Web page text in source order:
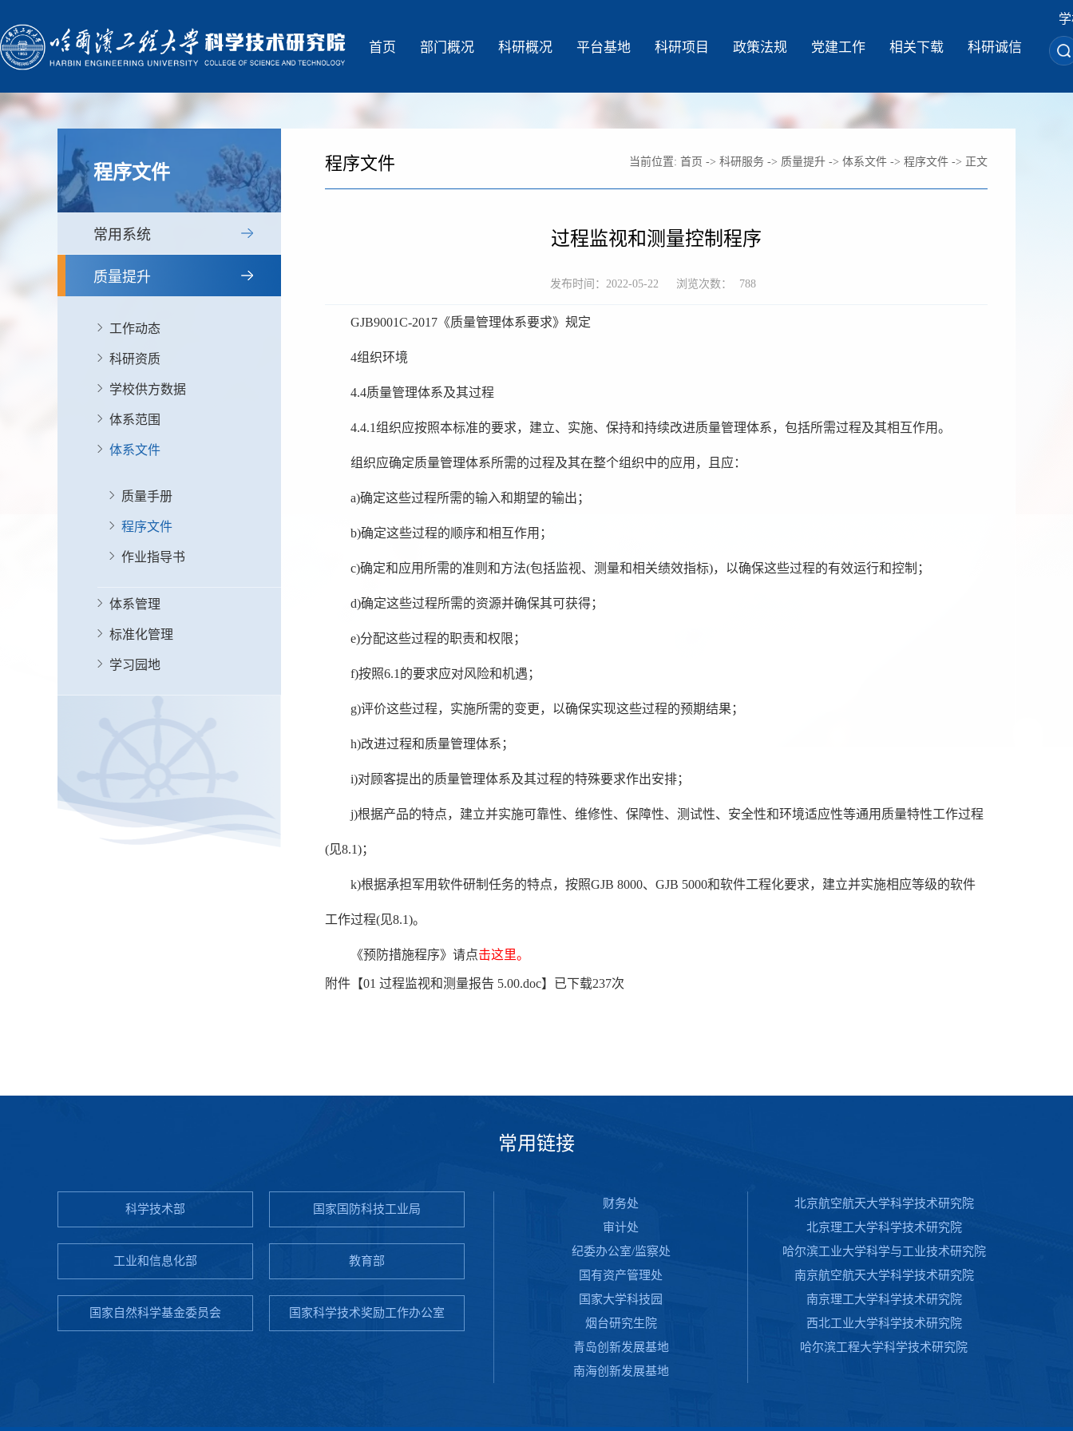
首页 部门概况 科研概况 平台基地 科研项目 政策法规 党建工作 相关下载 科研诚信
程序文件
常用系统
质量提升
工作动态
科研资质
学校供方数据
体系范围
体系文件
质量手册
程序文件
作业指导书
体系管理
标准化管理
学习园地
程序文件 当前位置: 首页 -> 科研服务 -> 质量提升 -> 体系文件 -> 程序文件 -> 正文
过程监视和测量控制程序
发布时间：2022-05-22 浏览次数： 788
GJB9001C-2017《质量管理体系要求》规定
4组织环境
4.4质量管理体系及其过程
4.4.1组织应按照本标准的要求，建立、实施、保持和持续改进质量管理体系，包括所需过程及其相互作用。
组织应确定质量管理体系所需的过程及其在整个组织中的应用，且应：
a)确定这些过程所需的输入和期望的输出；
b)确定这些过程的顺序和相互作用；
c)确定和应用所需的准则和方法(包括监视、测量和相关绩效指标)，以确保这些过程的有效运行和控制；
d)确定这些过程所需的资源并确保其可获得；
e)分配这些过程的职责和权限；
f)按照6.1的要求应对风险和机遇；
g)评价这些过程，实施所需的变更，以确保实现这些过程的预期结果；
h)改进过程和质量管理体系；
i)对顾客提出的质量管理体系及其过程的特殊要求作出安排；
j)根据产品的特点，建立并实施可靠性、维修性、保障性、测试性、安全性和环境适应性等通用质量特性工作过程
(见8.1)；
k)根据承担军用软件研制任务的特点，按照GJB 8000、GJB 5000和软件工程化要求，建立并实施相应等级的软件
工作过程(见8.1)。
《预防措施程序》请点击这里。
附件【01 过程监视和测量报告 5.00.doc】已下载237次
常用链接
科学技术部 国家国防科技工业局
工业和信息化部 教育部
国家自然科学基金委员会 国家科学技术奖励工作办公室
财务处
审计处
纪委办公室/监察处
国有资产管理处
国家大学科技园
烟台研究生院
青岛创新发展基地
南海创新发展基地
北京航空航天大学科学技术研究院
北京理工大学科学技术研究院
哈尔滨工业大学科学与工业技术研究院
南京航空航天大学科学技术研究院
南京理工大学科学技术研究院
西北工业大学科学技术研究院
哈尔滨工程大学科学技术研究院